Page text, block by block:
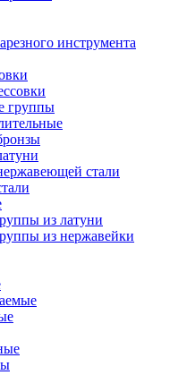
инструмента
группы
стали
из латуни
из нержавейки